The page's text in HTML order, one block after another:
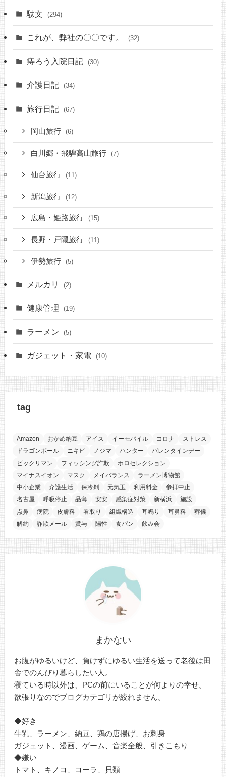
駄文 (294)
これが、弊社の〇〇です。 (32)
痔ろう入院日記 (30)
介護日記 (34)
旅行日記 (67)
岡山旅行 (6)
白川郷・飛騨高山旅行 (7)
仙台旅行 (11)
新潟旅行 (12)
広島・姫路旅行 (15)
長野・戸隠旅行 (11)
伊勢旅行 (5)
メルカリ (2)
健康管理 (19)
ラーメン (5)
ガジェット・家電 (10)
tag
Amazon おかめ納豆 アイス イーモバイル コロナ
ストレス
ドラゴンボール
ニキビ ノジマ ハンター
バレンタインデー
ビックリマン
フィッシング詐欺
ホロセレクション
マイナスイオン
マスク メイバランス
ラーメン博物館
中小企業
介護生活 保冷剤 元気玉 利用料金
参拝中止
名古屋
呼吸停止 品薄 安安 感染症対策 新横浜
施設
点鼻
病院 皮膚科 看取り 組織構造 耳鳴り 耳鼻科
葬儀
解約
詐欺メール 賞与 陽性 食パン 飲み会
まかない
お腹がゆるいけど、負けずにゆるい生活を送って老後は田
舎でのんびり暮らしたい人。
寝ている時以外は、PCの前にいることが何よりの幸せ。
欲張りなのでブログカテゴリが絞れません。
◆好き
牛乳、ラーメン、納豆、鶏の唐揚げ、お刺身
ガジェット、漫画、ゲーム、音楽全般、引きこもり
◆嫌い
トマト、キノコ、コーラ、貝類